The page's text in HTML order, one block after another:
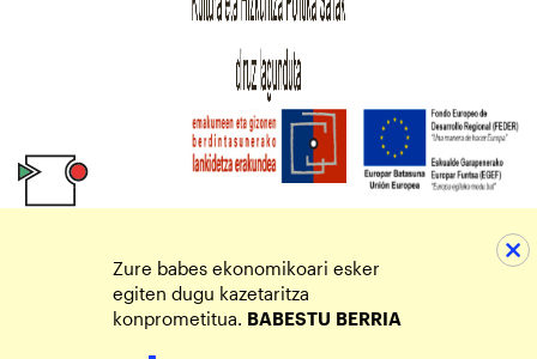
Zure babes ekonomikoari esker
egiten dugu kazetaritza
konprometitua. BABESTU BERRIA